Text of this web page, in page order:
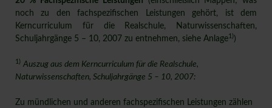
noch zu den fachspezifischen Leistungen gehört, ist dem
Kerncurriculum für die Realschule, Naturwissenschaften,
Schuljahrgänge 5 – 10, 2007 zu entnehmen, siehe Anlage1))
1) Auszug aus dem Kerncurriculum für die Realschule,
Naturwissenschaften, Schuljahrgänge 5 – 10, 2007:
Zu mündlichen und anderen fachspezifischen Leistungen zählen